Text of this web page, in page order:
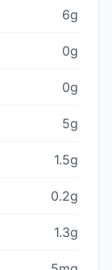
6g
0g
0g
5g
1.5g
0.2g
1.3g